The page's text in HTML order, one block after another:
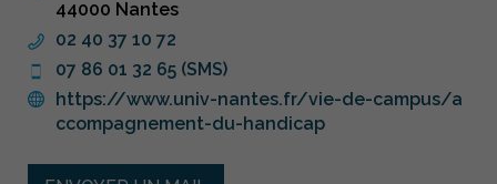
44000 Nantes
02 40 37 10 72
07 86 01 32 65 (SMS)
https://www.univ-nantes.fr/vie-de-campus/a
ccompagnement-du-handicap